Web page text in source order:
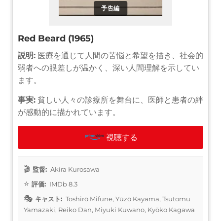
予告編
Red Beard (1965)
説明: 医療を通じて人間の苦悩と希望を描き、社会的
弱者への眼差しが温かく、深い人間理解を示してい
ます。
事実: 貧しい人々の診療所を舞台に、医師と患者の絆
が感動的に描かれています。
視聴する
監督: Akira Kurosawa
評価: IMDb 8.3
キャスト: Toshirō Mifune, Yūzō Kayama, Tsutomu
Yamazaki, Reiko Dan, Miyuki Kuwano, Kyōko Kagawa